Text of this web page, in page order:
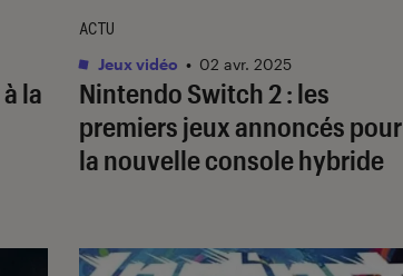
à la
Nintendo Switch 2 : les
premiers jeux annoncés pour
la nouvelle console hybride
ACTU
Jeux vidéo • 02 avr. 2025